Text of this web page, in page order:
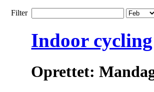
Filter
Indoor
Oprettet: